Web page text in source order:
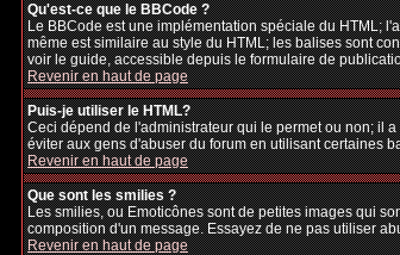
Qu'est-ce que le BBCode ?
Le BBCode est une implémentation spéciale du HTML;
même est similaire au style du HTML; les balises sont
voir le guide, accessible depuis le formulaire de
Revenir en haut de page
Puis-je utiliser le HTML?
Ceci dépend de l'administrateur qui le permet ou non; il
éviter aux gens d'abuser du forum en utilisant certaines
Revenir en haut de page
Que sont les smilies ?
Les smilies, ou Emoticônes sont de petites images qui
composition d'un message. Essayez de ne pas utiliser
Revenir en haut de page